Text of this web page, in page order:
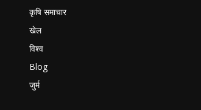
कृषि समाचार
खेल
विश्व
Blog
जुर्म